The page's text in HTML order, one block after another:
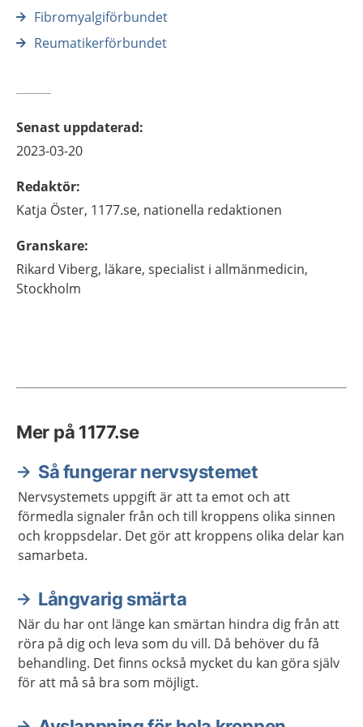
Fibromyalgiförbundet
Reumatikerförbundet
Senast uppdaterad:
2023-03-20
Redaktör:
Katja Öster, 1177.se, nationella redaktionen
Granskare:
Rikard Viberg, läkare, specialist i allmänmedicin,
Stockholm
Mer på 1177.se
Så fungerar nervsystemet
Nervsystemets uppgift är att ta emot och att
förmedla signaler från och till kroppens olika sinnen
och kroppsdelar. Det gör att kroppens olika delar kan
samarbeta.
Långvarig smärta
När du har ont länge kan smärtan hindra dig från att
röra på dig och leva som du vill. Då behöver du få
behandling. Det finns också mycket du kan göra själv
för att må så bra som möjligt.